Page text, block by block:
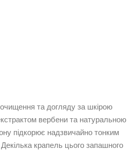
та догляду за шкірою
вербени та натуральною
підкорює надзвичайно тонким
крапель цього запашного